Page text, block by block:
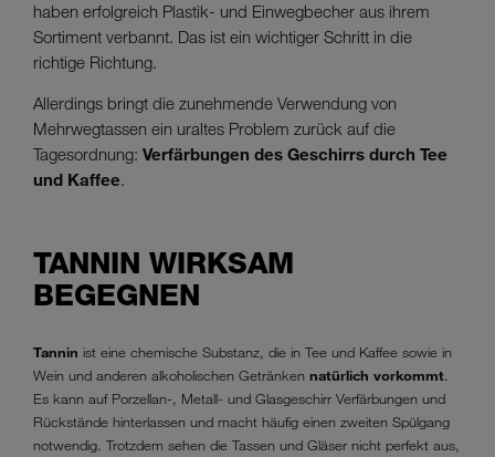
haben erfolgreich Plastik- und Einwegbecher aus ihrem
Sortiment verbannt. Das ist ein wichtiger Schritt in die
richtige Richtung.
Allerdings bringt die zunehmende Verwendung von
Mehrwegtassen ein uraltes Problem zurück auf die
Tagesordnung: Verfärbungen des Geschirrs durch Tee
und Kaffee
TANNIN WIRKSAM
BEGEGNEN
Tannin ist eine chemische Substanz, die in Tee und Kaffee sowie in
Wein und anderen alkoholischen Getränken natürlich vorkommt.
Es kann auf Porzellan-, Metall- und Glasgeschirr Verfärbungen und
Rückstände hinterlassen und macht häufig einen zweiten Spülgang
notwendig. Trotzdem sehen die Tassen und Gläser nicht perfekt aus,